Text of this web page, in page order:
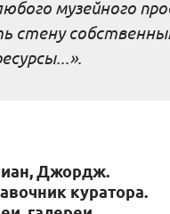
музейного
стену
Джордж.
куратора.